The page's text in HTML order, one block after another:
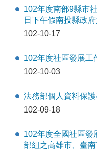
102年度南部9縣市
日下午假南投縣政
102-10-17
102年度社區發展工
102-10-03
法務部個人資料保
102-09-18
102年度全國社區發
部組之高雄市、臺